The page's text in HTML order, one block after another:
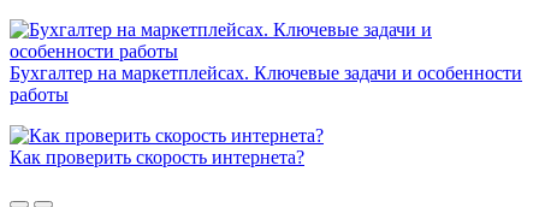
Бухгалтер на маркетплейсах. Ключевые задачи и особенности
работы
Как проверить скорость интернета?